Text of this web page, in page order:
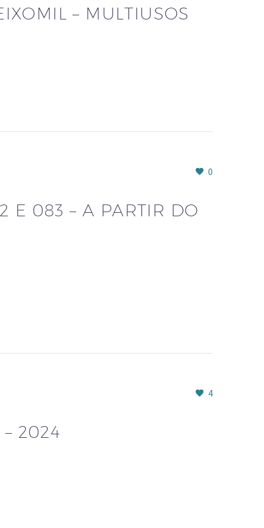
– MULTIUSOS
0
E 083 – A PARTIR DO
4
2024